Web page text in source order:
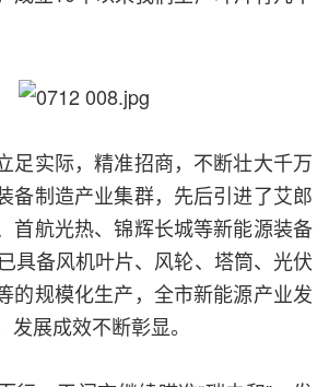
足实际，精准招商，不断壮大千万
备制造产业集群，先后引进了艾郎
首航光热、锦辉长城等新能源装备
具备风机叶片、风轮、塔筒、光伏
的规模化生产，全市新能源产业发
展成效不断彰显。